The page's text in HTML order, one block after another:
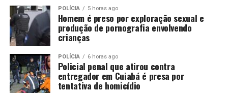
UP NEXT
Inscrições para processo seletivo para bombeiros
temporários são prorrogadas; salário inicial é de mais
de R$ 3,4 mil
DON'T MISS
Procon-MT participa da 2ª edição do mutirão de
negociação de dívidas
POLÍCIA 5 horas ago
Homem é preso por exploração sexual e
produção de pornografia envolvendo
crianças
POLÍCIA 6 horas ago
Policial penal que atirou contra
entregador em Cuiabá é presa por
tentativa de homicídio